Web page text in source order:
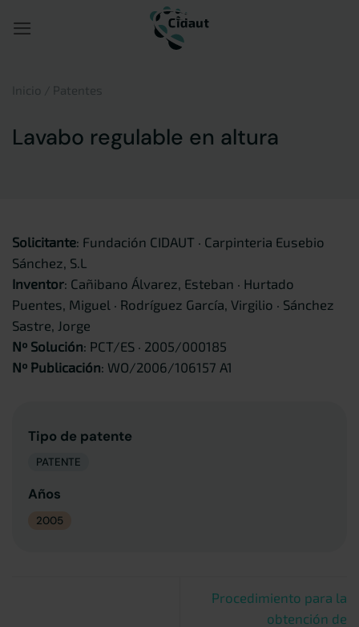
Inicio Patentes
Lavabo regulable en altura
Solicitante: Fundación CIDAUT · Carpinteria Eusebio
Sánchez, S.L
Inventor: Cañibano Álvarez, Esteban · Hurtado
Puentes, Miguel · Rodríguez García, Virgilio · Sánchez
Sastre, Jorge
Nº Solución: PCT/ES · 2005/000185
Nº Publicación: WO/2006/106157 A1
Tipo de patente
PATENTE
Años
2005
Procedimiento para la
obtención de